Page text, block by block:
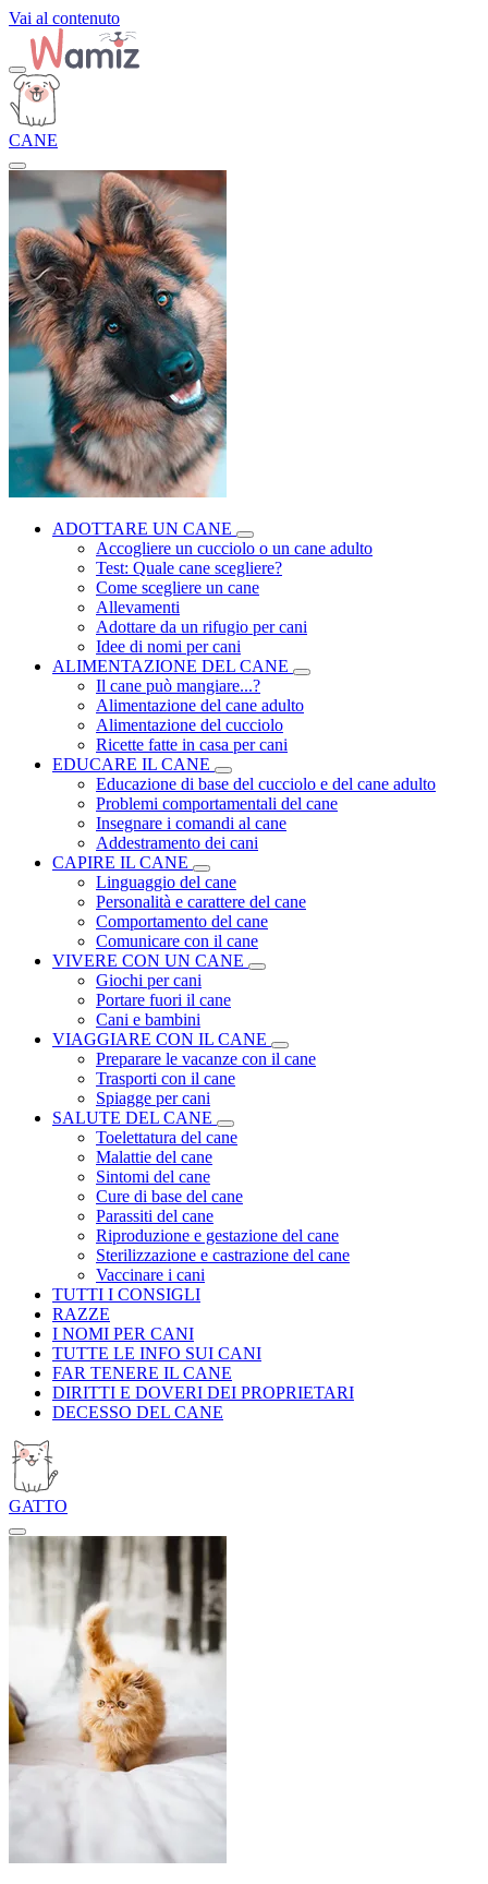
Vai al contenuto
CANE
ADOTTARE UN CANE
Accogliere un cucciolo o un cane adulto
Test: Quale cane scegliere?
Come scegliere un cane
Allevamenti
Adottare da un rifugio per cani
Idee di nomi per cani
ALIMENTAZIONE DEL CANE
Il cane può mangiare...?
Alimentazione del cane adulto
Alimentazione del cucciolo
Ricette fatte in casa per cani
EDUCARE IL CANE
Educazione di base del cucciolo e del cane adulto
Problemi comportamentali del cane
Insegnare i comandi al cane
Addestramento dei cani
CAPIRE IL CANE
Linguaggio del cane
Personalità e carattere del cane
Comportamento del cane
Comunicare con il cane
VIVERE CON UN CANE
Giochi per cani
Portare fuori il cane
Cani e bambini
VIAGGIARE CON IL CANE
Preparare le vacanze con il cane
Trasporti con il cane
Spiagge per cani
SALUTE DEL CANE
Toelettatura del cane
Malattie del cane
Sintomi del cane
Cure di base del cane
Parassiti del cane
Riproduzione e gestazione del cane
Sterilizzazione e castrazione del cane
Vaccinare i cani
TUTTI I CONSIGLI
RAZZE
I NOMI PER CANI
TUTTE LE INFO SUI CANI
FAR TENERE IL CANE
DIRITTI E DOVERI DEI PROPRIETARI
DECESSO DEL CANE
GATTO